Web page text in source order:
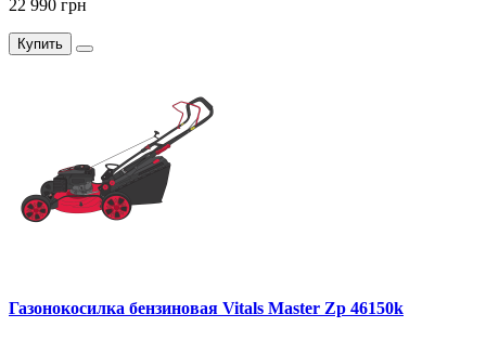
22 990 грн
Купить
Газонокосилка бензиновая Vitals Master Zp 46150k